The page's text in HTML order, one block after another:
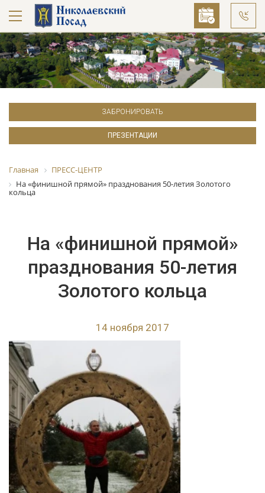
ЗАБРОНИРОВАТЬ
ПРЕЗЕНТАЦИИ
Главная
ПРЕСС-ЦЕНТР
На «финишной прямой» празднования 50-летия Золотого
кольца
На «финишной прямой»
празднования 50-летия
Золотого кольца
14 ноября 2017